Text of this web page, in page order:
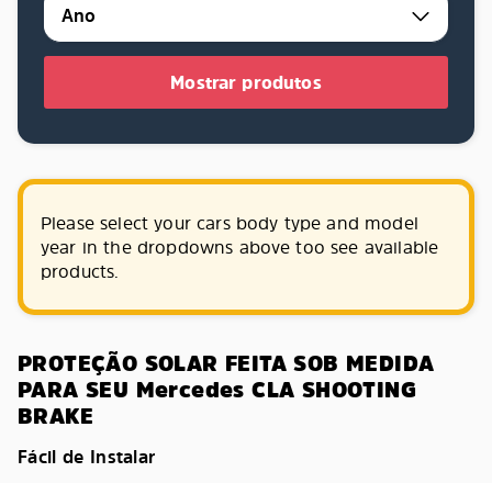
Mostrar produtos
Please select your cars body type and model
year in the dropdowns above too see available
products.
PROTEÇÃO SOLAR FEITA SOB MEDIDA
PARA SEU Mercedes CLA SHOOTING
BRAKE
Fácil de Instalar